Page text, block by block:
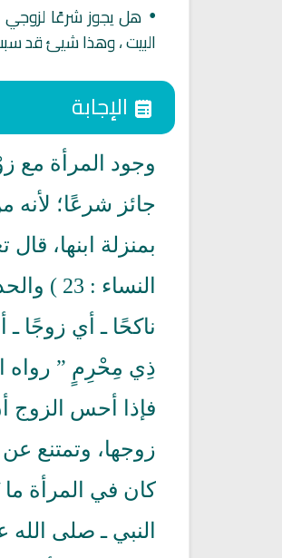
• هل يجوز شرعًا
البيت ، وهذا شيئ قد
وجود المرأة مع
جائز شرعًا؛ لأنه
بمنزلة ابنها،
ناكحًا ـ أي زوجًا
ذِي مِحْرِمٍ ” رواه
فإذا أحس الزوج
زوجها، وتمتنع
كان في المرأة
النبي ـ صلى
انشودة تلك أمي
أناشيد الأم
تلاوة جديدة للشيخ مشاري
العفاسي تهتز لها القلوب ترجمة